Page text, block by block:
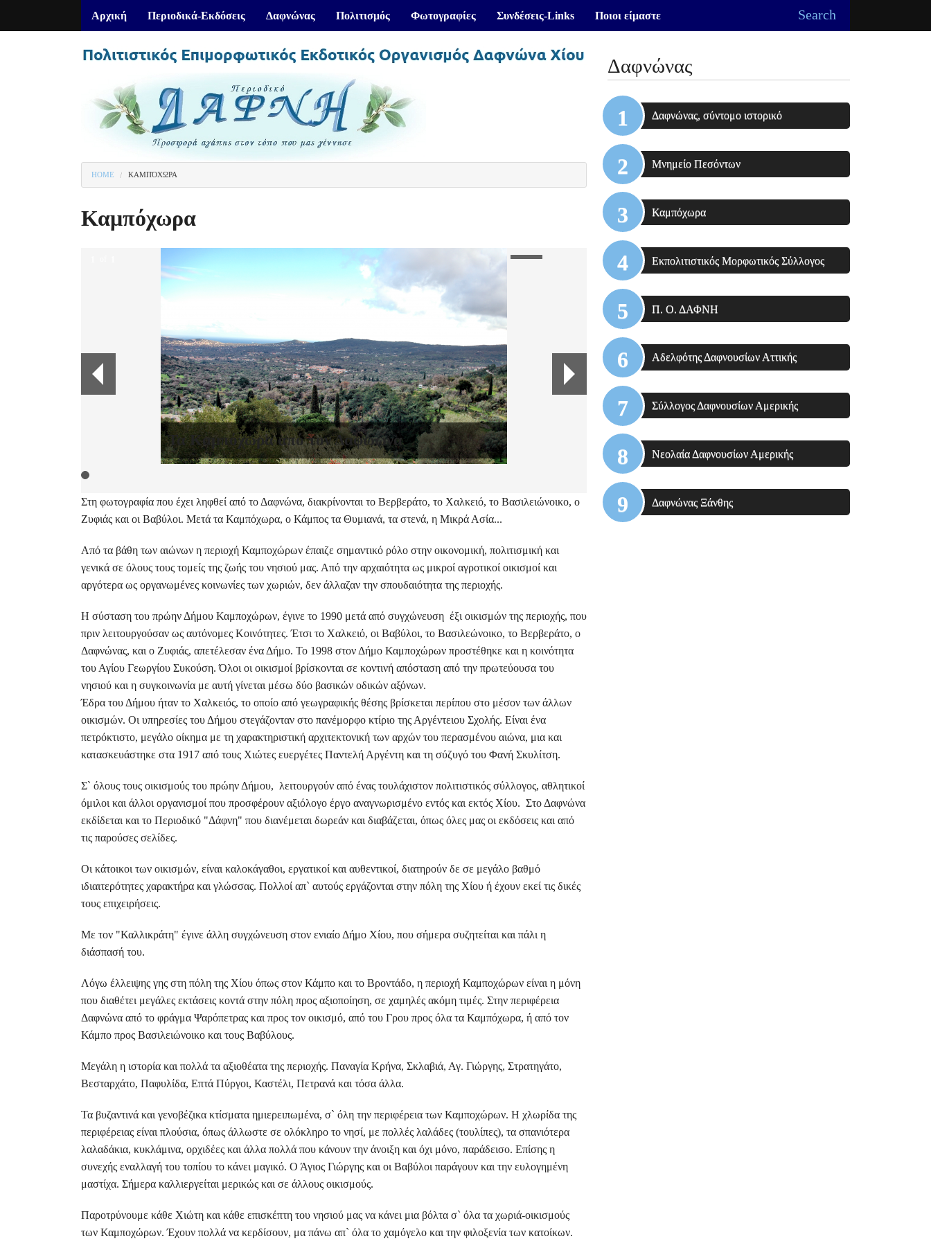
Search
Αρχική Περιοδικά-Εκδόσεις Δαφνώνας Πολιτισμός Φωτογραφίες Συνδέσεις-Links Ποιοι είμαστε
You are here
HOME ΚΑΜΠΌΧΩΡΑ
Καμπόχωρα
Τα Καμπόχωρα από τον Δαφωώνα
Στη φωτογραφία που έχει ληφθεί από το Δαφνώνα, διακρίνονται το Βερβεράτο, το Χαλκειό, το Βασιλειώνοικο, ο
Ζυφιάς και οι Βαβύλοι. Μετά τα Καμπόχωρα, ο Κάμπος τα Θυμιανά, τα στενά, η Μικρά Ασία...
Από τα βάθη των αιώνων η περιοχή Καμποχώρων έπαιζε σημαντικό ρόλο στην οικονομική, πολιτισμική και
γενικά σε όλους τους τομείς της ζωής του νησιού μας. Από την αρχαιότητα ως μικροί αγροτικοί οικισμοί και
αργότερα ως οργανωμένες κοινωνίες των χωριών, δεν άλλαζαν την σπουδαιότητα της περιοχής.
Η σύσταση του πρώην Δήμου Καμποχώρων, έγινε το 1990 μετά από συγχώνευση έξι οικισμών της περιοχής, που
πριν λειτουργούσαν ως αυτόνομες Κοινότητες. Έτσι το Χαλκειό, οι Βαβύλοι, το Βασιλεώνοικο, το Βερβεράτο, ο
Δαφνώνας, και ο Ζυφιάς, απετέλεσαν ένα Δήμο. Το 1998 στον Δήμο Καμποχώρων προστέθηκε και η κοινότητα
του Αγίου Γεωργίου Συκούση. Όλοι οι οικισμοί βρίσκονται σε κοντινή απόσταση από την πρωτεύουσα του
νησιού και η συγκοινωνία με αυτή γίνεται μέσω δύο βασικών οδικών αξόνων.
Έδρα του Δήμου ήταν το Χαλκειός, το οποίο από γεωγραφικής θέσης βρίσκεται περίπου στο μέσον των άλλων
οικισμών. Οι υπηρεσίες του Δήμου στεγάζονταν στο πανέμορφο κτίριο της Αργέντειου Σχολής. Είναι ένα
πετρόκτιστο, μεγάλο οίκημα με τη χαρακτηριστική αρχιτεκτονική των αρχών του περασμένου αιώνα, μια και
κατασκευάστηκε στα 1917 από τους Χιώτες ευεργέτες Παντελή Αργέντη και τη σύζυγό του Φανή Σκυλίτση.
Σ` όλους τους οικισμούς του πρώην Δήμου, λειτουργούν από ένας τουλάχιστον πολιτιστικός σύλλογος, αθλητικοί
όμιλοι και άλλοι οργανισμοί που προσφέρουν αξιόλογο έργο αναγνωρισμένο εντός και εκτός Χίου. Στο Δαφνώνα
εκδίδεται και το Περιοδικό "Δάφνη" που διανέμεται δωρεάν και διαβάζεται, όπως όλες μας οι εκδόσεις και από
τις παρούσες σελίδες.
Οι κάτοικοι των οικισμών, είναι καλοκάγαθοι, εργατικοί και αυθεντικοί, διατηρούν δε σε μεγάλο βαθμό
ιδιαιτερότητες χαρακτήρα και γλώσσας. Πολλοί απ` αυτούς εργάζονται στην πόλη της Χίου ή έχουν εκεί τις δικές
τους επιχειρήσεις.
Με τον "Καλλικράτη" έγινε άλλη συγχώνευση στον ενιαίο Δήμο Χίου, που σήμερα συζητείται και πάλι η
διάσπασή του.
Λόγω έλλειψης γης στη πόλη της Χίου όπως στον Κάμπο και το Βροντάδο, η περιοχή Καμποχώρων είναι η μόνη
που διαθέτει μεγάλες εκτάσεις κοντά στην πόλη προς αξιοποίηση, σε χαμηλές ακόμη τιμές. Στην περιφέρεια
Δαφνώνα από το φράγμα Ψαρόπετρας και προς τον οικισμό, από του Γρου προς όλα τα Καμπόχωρα, ή από τον
Κάμπο προς Βασιλειώνοικο και τους Βαβύλους.
Μεγάλη η ιστορία και πολλά τα αξιοθέατα της περιοχής. Παναγία Κρήνα, Σκλαβιά, Αγ. Γιώργης, Στρατηγάτο,
Βεσταρχάτο, Παφυλίδα, Επτά Πύργοι, Καστέλι, Πετρανά και τόσα άλλα.
Τα βυζαντινά και γενοβέζικα κτίσματα ημιερειπωμένα, σ` όλη την περιφέρεια των Καμποχώρων. Η χλωρίδα της
περιφέρειας είναι πλούσια, όπως άλλωστε σε ολόκληρο το νησί, με πολλές λαλάδες (τουλίπες), τα σπανιότερα
λαλαδάκια, κυκλάμινα, ορχιδέες και άλλα πολλά που κάνουν την άνοιξη και όχι μόνο, παράδεισο. Επίσης η
συνεχής εναλλαγή του τοπίου το κάνει μαγικό. Ο Άγιος Γιώργης και οι Βαβύλοι παράγουν και την ευλογημένη
μαστίχα. Σήμερα καλλιεργείται μερικώς και σε άλλους οικισμούς.
Παροτρύνουμε κάθε Χιώτη και κάθε επισκέπτη του νησιού μας να κάνει μια βόλτα σ` όλα τα χωριά-οικισμούς
των Καμποχώρων. Έχουν πολλά να κερδίσουν, μα πάνω απ` όλα το χαμόγελο και την φιλοξενία των κατοίκων.
Δαφνώνας
Δαφνώνας, σύντομο ιστορικό
Μνημείο Πεσόντων
Καμπόχωρα
Εκπολιτιστικός Μορφωτικός Σύλλογος
Π. Ο. ΔΑΦΝΗ
Αδελφότης Δαφνουσίων Αττικής
Σύλλογος Δαφνουσίων Αμερικής
Νεολαία Δαφνουσίων Αμερικής
Δαφνώνας Ξάνθης